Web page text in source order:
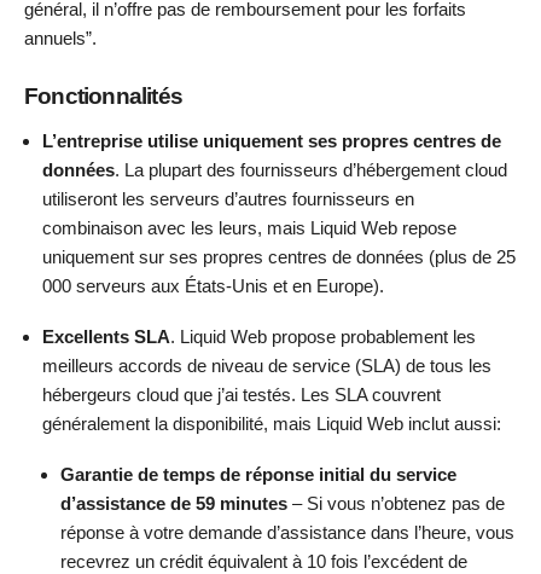
général, il n’offre pas de remboursement pour les forfaits
annuels”.
Fonctionnalités
L’entreprise utilise uniquement ses propres centres de
données. La plupart des fournisseurs d’hébergement cloud
utiliseront les serveurs d’autres fournisseurs en
combinaison avec les leurs, mais Liquid Web repose
uniquement sur ses propres centres de données (plus de 25
000 serveurs aux États-Unis et en Europe).
Excellents SLA. Liquid Web propose probablement les
meilleurs accords de niveau de service (SLA) de tous les
hébergeurs cloud que j’ai testés. Les SLA couvrent
généralement la disponibilité, mais Liquid Web inclut aussi:
Garantie de temps de réponse initial du service
d’assistance de 59 minutes – Si vous n’obtenez pas de
réponse à votre demande d’assistance dans l’heure, vous
recevrez un crédit équivalent à 10 fois l’excédent de